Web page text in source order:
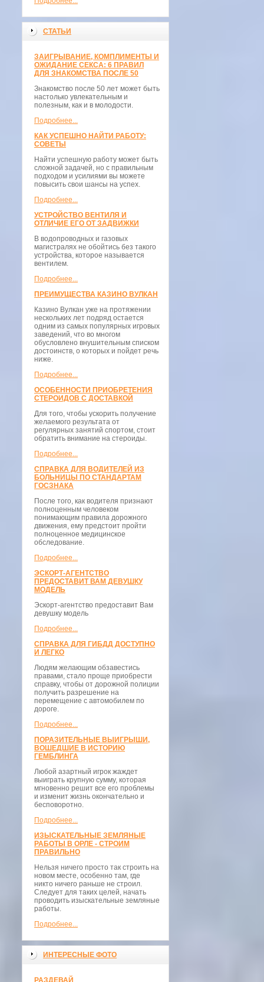
СТАТЬИ
ЗАИГРЫВАНИЕ, КОМПЛИМЕНТЫ И
ОЖИДАНИЕ СЕКСА: 6 ПРАВИЛ
ДЛЯ ЗНАКОМСТВА ПОСЛЕ 50
Знакомство после 50 лет может быть
настолько увлекательным и
полезным, как и в молодости.
Подробнее...
КАК УСПЕШНО НАЙТИ РАБОТУ:
СОВЕТЫ
Найти успешную работу может быть
сложной задачей, но с правильным
подходом и усилиями вы можете
повысить свои шансы на успех.
Подробнее...
УСТРОЙСТВО ВЕНТИЛЯ И
ОТЛИЧИЕ ЕГО ОТ ЗАДВИЖКИ
В водопроводных и газовых
магистралях не обойтись без такого
устройства, которое называется
вентилем.
Подробнее...
ПРЕИМУЩЕСТВА КАЗИНО ВУЛКАН
Казино Вулкан уже на протяжении
нескольких лет подряд остается
одним из самых популярных игровых
заведений, что во многом
обусловлено внушительным списком
достоинств, о которых и пойдет речь
ниже.
Подробнее...
ОСОБЕННОСТИ ПРИОБРЕТЕНИЯ
СТЕРОИДОВ С ДОСТАВКОЙ
Для того, чтобы ускорить получение
желаемого результата от
регулярных занятий спортом, стоит
обратить внимание на стероиды.
Подробнее...
СПРАВКА ДЛЯ ВОДИТЕЛЕЙ ИЗ
БОЛЬНИЦЫ ПО СТАНДАРТАМ
ГОСЗНАКА
После того, как водителя признают
полноценным человеком
понимающим правила дорожного
движения, ему предстоит пройти
полноценное медицинское
обследование.
Подробнее...
ЭСКОРТ-АГЕНТСТВО
ПРЕДОСТАВИТ ВАМ ДЕВУШКУ
МОДЕЛЬ
Эскорт-агентство предоставит Вам
девушку модель
Подробнее...
СПРАВКА ДЛЯ ГИБДД ДОСТУПНО
И ЛЕГКО
Людям желающим обзавестись
правами, стало проще приобрести
справку, чтобы от дорожной полиции
получить разрешение на
перемещение с автомобилем по
дороге.
Подробнее...
ПОРАЗИТЕЛЬНЫЕ ВЫИГРЫШИ,
ВОШЕДШИЕ В ИСТОРИЮ
ГЕМБЛИНГА
Любой азартный игрок жаждет
выиграть крупную сумму, которая
мгновенно решит все его проблемы
и изменит жизнь окончательно и
бесповоротно.
Подробнее...
ИЗЫСКАТЕЛЬНЫЕ ЗЕМЛЯНЫЕ
РАБОТЫ В ОРЛЕ - СТРОИМ
ПРАВИЛЬНО
Нельзя ничего просто так строить на
новом месте, особенно там, где
никто ничего раньше не строил.
Следует для таких целей, начать
проводить изыскательные земляные
работы.
Подробнее...
ИНТЕРЕСНЫЕ ФОТО
РАЗДЕВАЙ